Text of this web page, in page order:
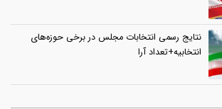
نتایج رسمی انتخابات مجلس در برخی حوزه‌های
انتخابیه+تعداد آرا